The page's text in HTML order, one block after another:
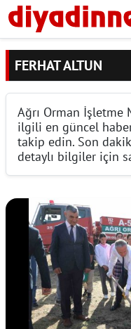
FERHAT ALTUN
Ağrı Orman İşletme
ilgili en güncel
takip edin. Son
detaylı bilgiler için